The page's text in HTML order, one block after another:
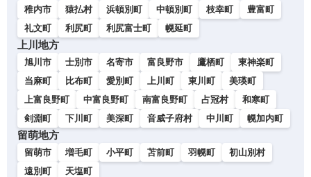
稚内市 猿払村 浜頓別町 中頓別町 枝幸町
豊富町
礼文町
利尻町 利尻富士町 幌延町
上川地方
旭川市 士別市 名寄市 富良野市 鷹栖町
東神楽町
当麻町
比布町 愛別町 上川町 東川町
美瑛町
上富良野町
中富良野町 南富良野町 占冠村
和寒町
剣淵町
下川町 美深町 音威子府村 中川町 幌加内町
留萌地方
留萌市 増毛町 小平町 苫前町 羽幌町
初山別村
遠別町
天塩町